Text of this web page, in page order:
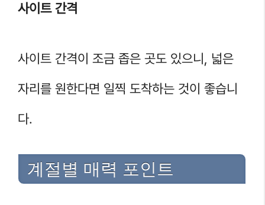
사이트 간격
사이트 간격이 조금 좁은 곳도 있으니, 넓은
자리를 원한다면 일찍 도착하는 것이 좋습니
다.
계절별 매력 포인트